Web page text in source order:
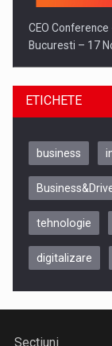
CEO Conference
Bucuresti – 17
Be Inspired.
ETICHETE
business
tehnologie
digitalizare
Sectiuni